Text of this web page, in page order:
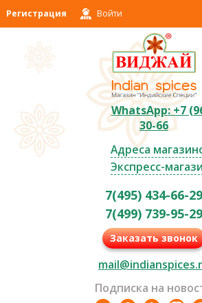
Регистрация Войти
WhatsApp: +7
30-66
Адреса
Экспресс-
7(495) 434-66-29
7(499) 739-95-29
Заказать звонок
Подписка на